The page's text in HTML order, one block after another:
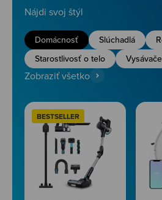
Nájdi svoj štýl
Domácnosť Slúchadlá
Starostlivosť o telo
Vysávače
Zobraziť všetko
BESTSELLER